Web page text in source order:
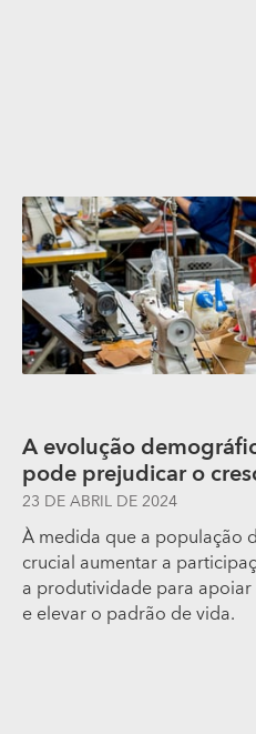
A evolução
pode prejudicar o
23 DE ABRIL DE 2024
À medida que a população
crucial aumentar a
a produtividade para
e elevar o padrão de vida.